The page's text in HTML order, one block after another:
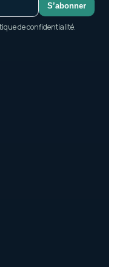
S’abonner
de confidentialité.